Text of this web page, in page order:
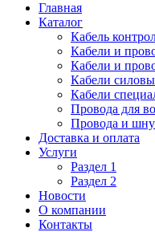
Главная
Каталог
Кабель
Кабели и
Кабели и
Кабели
Кабели
Провода для
Провода и
Доставка и оплата
Услуги
Раздел 1
Раздел 2
Новости
О компании
Контакты